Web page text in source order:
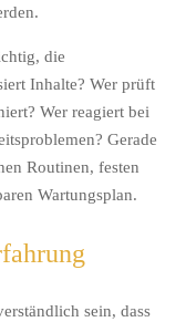
die
Inhalte? Wer prüft
Wer reagiert bei
Gerade
Routinen, festen
Wartungsplan.
sein, dass